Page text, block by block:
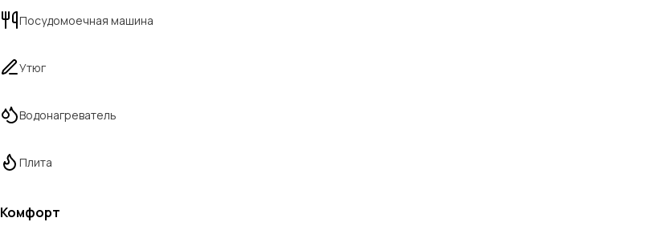
Посудомоечная машина
Утюг
Водонагреватель
Плита
Комфорт